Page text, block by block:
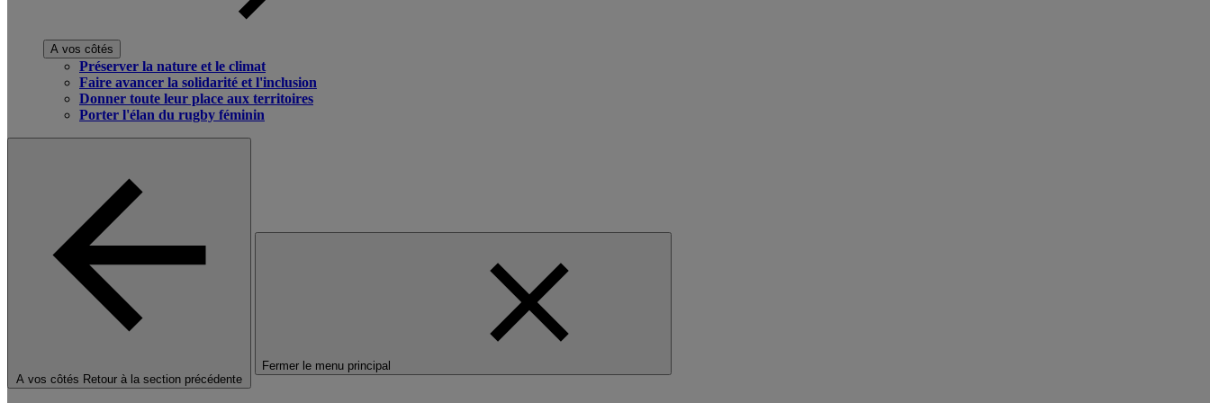
A vos côtés
Préserver la nature et le climat
Faire avancer la solidarité et l'inclusion
Donner toute leur place aux territoires
Porter l'élan du rugby féminin
A vos côtés Retour à la section précédente
Fermer le menu principal